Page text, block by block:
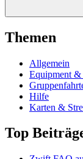
Themen
Allgemein
Equipment
Hilfe
Karten &
Top